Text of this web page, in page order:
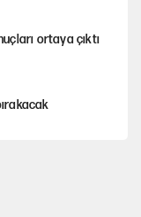
ortaya çıktı